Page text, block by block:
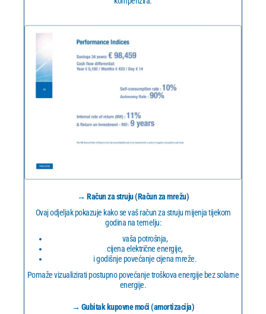
→ Račun za struju (Račun za mrežu)
Ovaj odjeljak pokazuje kako se vaš račun za struju mijenja tijekom
godina na temelju:
vaša potrošnja,
cijena električne energije,
i godišnje povećanje cijena mreže.
Pomaže vizualizirati postupno povećanje troškova energije bez solarne
energije.
→ Gubitak kupovne moći (amortizacija)